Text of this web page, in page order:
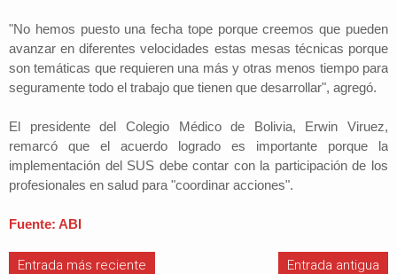
"No hemos puesto una fecha tope porque creemos que pueden
avanzar en diferentes velocidades estas mesas técnicas porque
son temáticas que requieren una más y otras menos tiempo para
seguramente todo el trabajo que tienen que desarrollar", agregó.
El presidente del Colegio Médico de Bolivia, Erwin Viruez,
remarcó que el acuerdo logrado es importante porque la
implementación del SUS debe contar con la participación de los
profesionales en salud para "coordinar acciones".
Fuente: ABI
Entrada más reciente Entrada antigua